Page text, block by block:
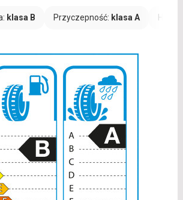
klasa B Przyczepność: klasa A Hałas: